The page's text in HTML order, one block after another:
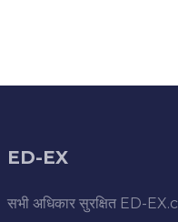
ED-EX
सभी अधिकार सुरक्षित ED-